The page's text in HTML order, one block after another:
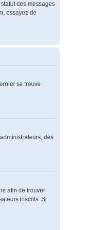
des messages
essayez de
se trouve
des
afin de trouver
inscrits. Si